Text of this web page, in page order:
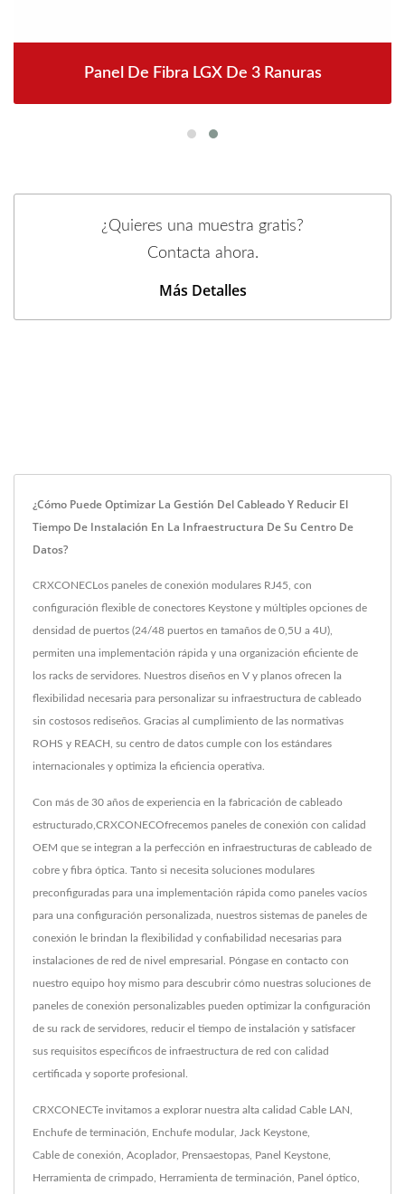
Panel De Fibra LGX De 3 Ranuras
¿Quieres una muestra gratis?
Contacta ahora.
Más Detalles
¿Cómo Puede Optimizar La Gestión Del Cableado Y Reducir El
Tiempo De Instalación En La Infraestructura De Su Centro De
Datos?
CRXCONECLos paneles de conexión modulares RJ45, con
configuración flexible de conectores Keystone y múltiples opciones de
densidad de puertos (24/48 puertos en tamaños de 0,5U a 4U),
permiten una implementación rápida y una organización eficiente de
los racks de servidores. Nuestros diseños en V y planos ofrecen la
flexibilidad necesaria para personalizar su infraestructura de cableado
sin costosos rediseños. Gracias al cumplimiento de las normativas
ROHS y REACH, su centro de datos cumple con los estándares
internacionales y optimiza la eficiencia operativa.
Con más de 30 años de experiencia en la fabricación de cableado
estructurado,CRXCONECOfrecemos paneles de conexión con calidad
OEM que se integran a la perfección en infraestructuras de cableado de
cobre y fibra óptica. Tanto si necesita soluciones modulares
preconfiguradas para una implementación rápida como paneles vacíos
para una configuración personalizada, nuestros sistemas de paneles de
conexión le brindan la flexibilidad y confiabilidad necesarias para
instalaciones de red de nivel empresarial. Póngase en contacto con
nuestro equipo hoy mismo para descubrir cómo nuestras soluciones de
paneles de conexión personalizables pueden optimizar la configuración
de su rack de servidores, reducir el tiempo de instalación y satisfacer
sus requisitos específicos de infraestructura de red con calidad
certificada y soporte profesional.
CRXCONECTe invitamos a explorar nuestra alta calidad Cable LAN
Enchufe de terminación Enchufe modular, Jack Keystone
Cable de conexión Acoplador, Prensaestopas Panel Keystone
Herramienta de crimpado Herramienta de terminación Panel óptico